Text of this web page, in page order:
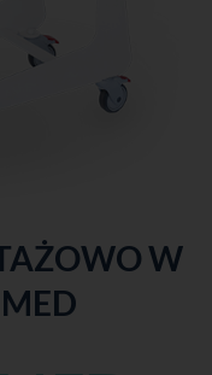
W